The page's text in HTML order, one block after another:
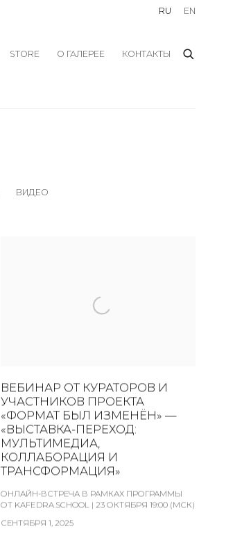
STORE О ГАЛЕРЕЕ КОНТАКТЫ
RU EN
ВИДЕО
ВЕБИНАР ОТ КУРАТОРОВ И
УЧАСТНИКОВ ПРОЕКТА
«ФОРМАТ БЫЛ ИЗМЕНЁН» —
«ВЫСТАВКА-ПЕРЕХОД:
МУЛЬТИМЕДИА,
КОЛЛАБОРАЦИЯ И
ТРАНСФОРМАЦИЯ»
ОНЛАЙН-ВСТРЕЧА В РАМКАХ ПРОГРАММЫ
ОТ KAFEDRA.SCHOOL | 23 ОКТЯБРЯ 19:00 (МСК)
СЕНТЯБРЯ 1, 2025